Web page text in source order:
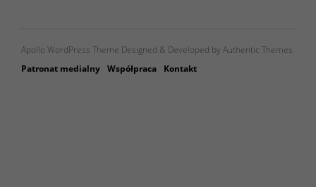
Apollo WordPress Theme Designed & Developed by Authentic Themes
Patronat medialny Współpraca Kontakt